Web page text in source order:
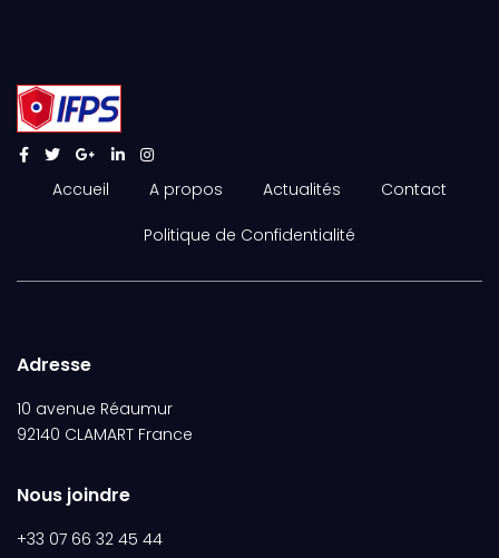
Accueil A propos Actualités Contact
Politique de Confidentialité
Adresse
10 avenue Réaumur
92140 CLAMART France
Nous joindre
+33 07 66 32 45 44